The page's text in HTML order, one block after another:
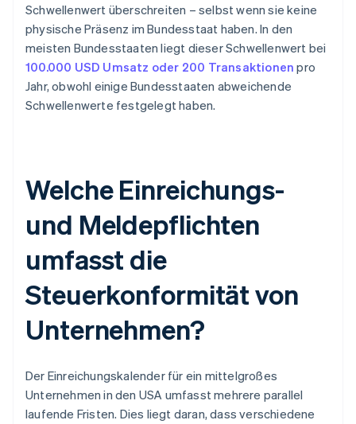
Schwellenwert überschreiten – selbst wenn sie keine
physische Präsenz im Bundesstaat haben. In den
meisten Bundesstaaten liegt dieser Schwellenwert bei
100.000 USD Umsatz oder 200 Transaktionen pro
Jahr, obwohl einige Bundesstaaten abweichende
Schwellenwerte festgelegt haben.
Welche Einreichungs-
und Meldepflichten
umfasst die
Steuerkonformität von
Unternehmen?
Der Einreichungskalender für ein mittelgroßes
Unternehmen in den USA umfasst mehrere parallel
laufende Fristen. Dies liegt daran, dass verschiedene